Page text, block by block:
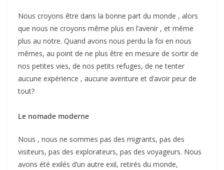
Nous croyons être dans la bonne part du monde , alors
que nous ne croyons même plus en l’avenir , et même
plus au notre. Quand avons nous perdu la foi en nous
mêmes, au point de ne plus être en mesure de sortir de
nos petites vies, de nos petits refuges, de ne tenter
aucune expérience , aucune aventure et d’avoir peur de
tout?
Le nomade moderne
Nous , nous ne sommes pas des migrants, pas des
visiteurs, pas des explorateurs, pas des voyageurs. Nous
avons été exilés d’un autre exil, retirés du monde,